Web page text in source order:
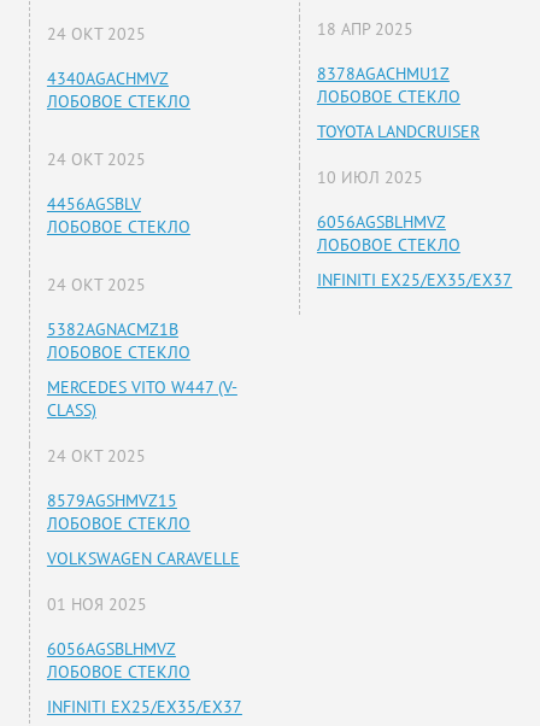
24 ОКТ 2025
4340AGACHMVZ
ЛОБОВОЕ СТЕКЛО
24 ОКТ 2025
4456AGSBLV
ЛОБОВОЕ СТЕКЛО
24 ОКТ 2025
5382AGNACMZ1B
ЛОБОВОЕ СТЕКЛО
MERCEDES VITO W447 (V-
CLASS)
24 ОКТ 2025
8579AGSHMVZ15
ЛОБОВОЕ СТЕКЛО
VOLKSWAGEN CARAVELLE
01 НОЯ 2025
6056AGSBLHMVZ
ЛОБОВОЕ СТЕКЛО
INFINITI EX25/EX35/EX37
18 АПР 2025
8378AGACHMU1Z
ЛОБОВОЕ СТЕКЛО
TOYOTA LANDCRUISER
10 ИЮЛ 2025
6056AGSBLHMVZ
ЛОБОВОЕ СТЕКЛО
INFINITI EX25/EX35/EX37